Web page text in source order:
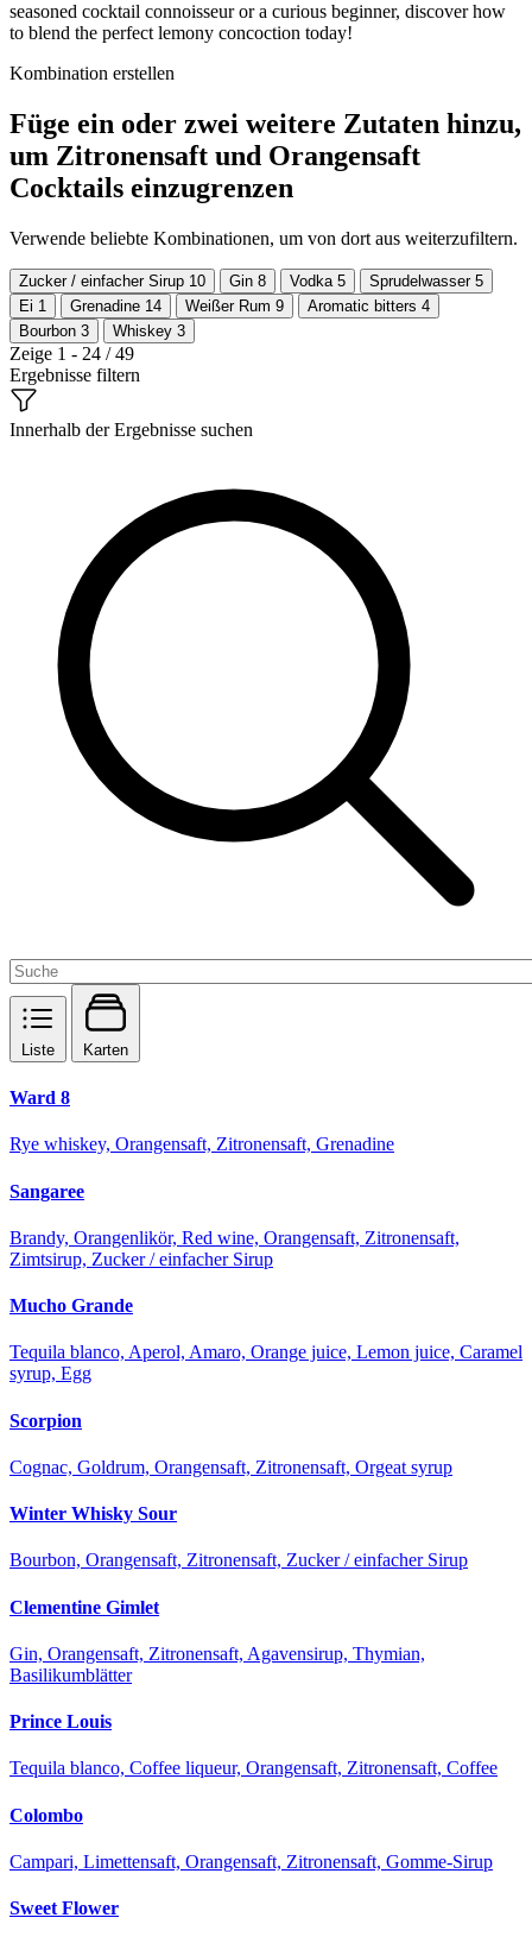
seasoned cocktail connoisseur or a curious beginner, discover how
to blend the perfect lemony concoction today!
Kombination erstellen
Füge ein oder zwei weitere Zutaten hinzu,
um Zitronensaft und Orangensaft
Cocktails einzugrenzen
Verwende beliebte Kombinationen, um von dort aus weiterzufiltern.
Zucker / einfacher Sirup 10 Gin 8 Vodka 5 Sprudelwasser 5
Ei 1 Grenadine 14 Weißer Rum 9 Aromatic bitters 4
Bourbon 3 Whiskey 3
Zeige 1 - 24 / 49
Ergebnisse filtern
Innerhalb der Ergebnisse suchen
Liste Karten
Ward 8
Rye whiskey, Orangensaft, Zitronensaft, Grenadine
Sangaree
Brandy, Orangenlikör, Red wine, Orangensaft, Zitronensaft,
Zimtsirup, Zucker / einfacher Sirup
Mucho Grande
Tequila blanco, Aperol, Amaro, Orange juice, Lemon juice, Caramel
syrup, Egg
Scorpion
Cognac, Goldrum, Orangensaft, Zitronensaft, Orgeat syrup
Winter Whisky Sour
Bourbon, Orangensaft, Zitronensaft, Zucker / einfacher Sirup
Clementine Gimlet
Gin, Orangensaft, Zitronensaft, Agavensirup, Thymian,
Basilikumblätter
Prince Louis
Tequila blanco, Coffee liqueur, Orangensaft, Zitronensaft, Coffee
Colombo
Campari, Limettensaft, Orangensaft, Zitronensaft, Gomme-Sirup
Sweet Flower